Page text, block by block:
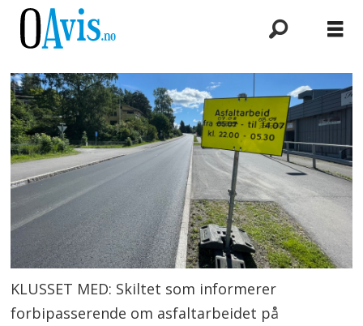
KLUSSET MED: Skiltet som informerer
forbipasserende om asfaltarbeidet på